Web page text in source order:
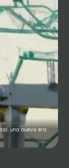
una nueva era